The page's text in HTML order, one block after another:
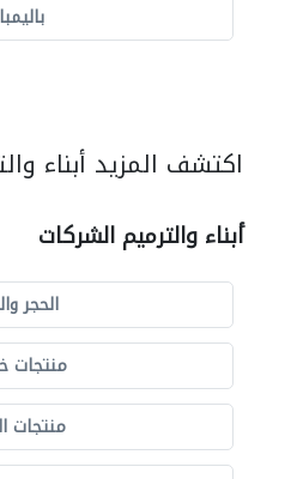
اكتشف المزيد أبناء
أبناء والترميم الشركات
الحجر
منتجات
منتجات